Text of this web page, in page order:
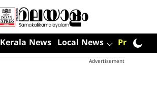
Kerala News Local News Premium
Advertisement